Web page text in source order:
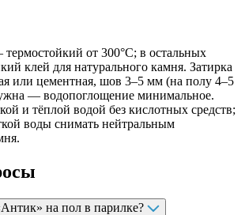
от 300°C; в остальных
клей для натурального камня. Затирка
или цементная, шов 3–5 мм (на полу 4–5
— водопоглощение минимальное.
и тёплой водой без кислотных средств;
воды снимать нейтральным
на пол в парилке?